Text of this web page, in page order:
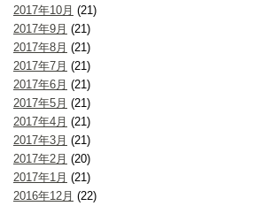
2017年10月 (21)
2017年9月 (21)
2017年8月 (21)
2017年7月 (21)
2017年6月 (21)
2017年5月 (21)
2017年4月 (21)
2017年3月 (21)
2017年2月 (20)
2017年1月 (21)
2016年12月 (22)